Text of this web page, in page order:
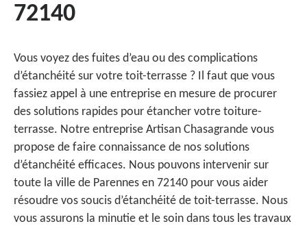
72140
Vous voyez des fuites d’eau ou des complications
d’étanchéité sur votre toit-terrasse ? Il faut que vous
fassiez appel à une entreprise en mesure de procurer
des solutions rapides pour étancher votre toiture-
terrasse. Notre entreprise Artisan Chasagrande vous
propose de faire connaissance de nos solutions
d’étanchéité efficaces. Nous pouvons intervenir sur
toute la ville de Parennes en 72140 pour vous aider
résoudre vos soucis d’étanchéité de toit-terrasse. Nous
vous assurons la minutie et le soin dans tous les travaux